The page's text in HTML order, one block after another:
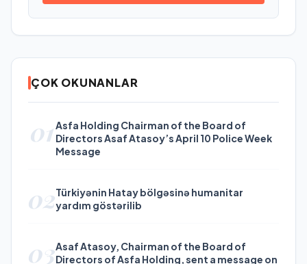
ÇOK OKUNANLAR
01Asfa Holding Chairman of the Board of
Directors Asaf Atasoy’s April 10 Police Week
Message
02Türkiyənin Hatay bölgəsinə humanitar
yardım göstərilib
03Asaf Atasoy, Chairman of the Board of
Directors of Asfa Holding, sent a message on